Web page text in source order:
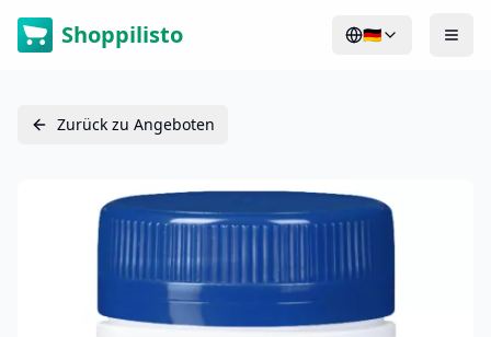
Shoppilisto 🇩🇪
Zurück zu Angeboten